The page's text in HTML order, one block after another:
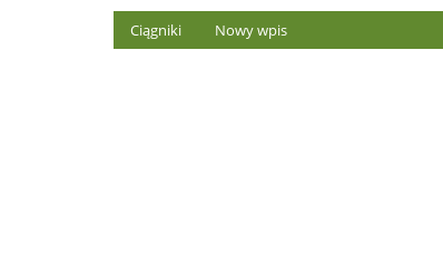
Ciągniki Nowy wpis